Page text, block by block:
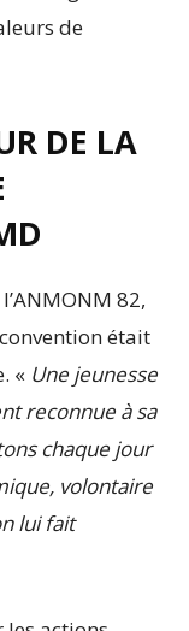
de
DE LA
82,
était
« Une jeunesse
reconnue à sa
chaque jour
volontaire
lui fait